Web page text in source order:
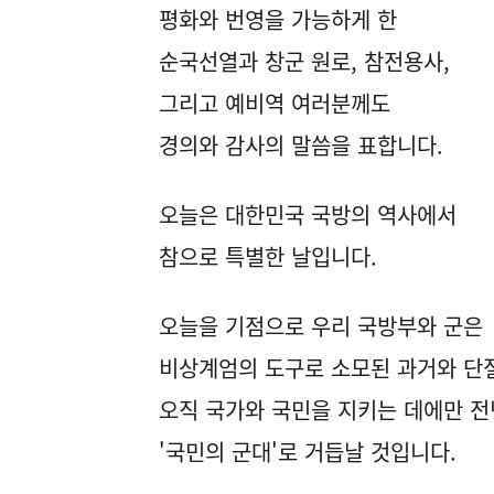
평화와 번영을 가능하게 한
순국선열과 창군 원로, 참전용사,
그리고 예비역 여러분께도
경의와 감사의 말씀을 표합니다.
오늘은 대한민국 국방의 역사에서
참으로 특별한 날입니다.
오늘을 기점으로 우리 국방부와 군은
비상계엄의 도구로 소모된 과거와 단
오직 국가와 국민을 지키는 데에만
'국민의 군대'로 거듭날 것입니다.